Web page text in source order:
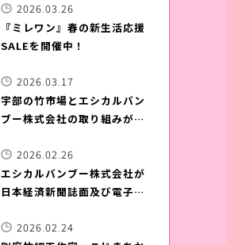
2026.03.26
『ミレワン』春の新生活応援
SALEを開催中！
2026.03.17
宇部の竹市場とエシカルバン
ブー株式会社の取り組みが
れました！
2026.02.26
エシカルバンブー株式会社が
日本経済新聞誌面及び電子版
2026.02.24